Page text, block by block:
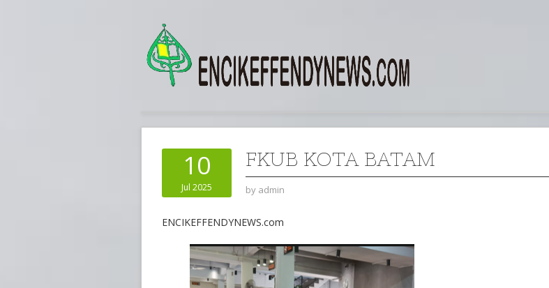
10
Jul 2025
FKUB KOTA BATAM
by admin
ENCIKEFFENDYNEWS.com